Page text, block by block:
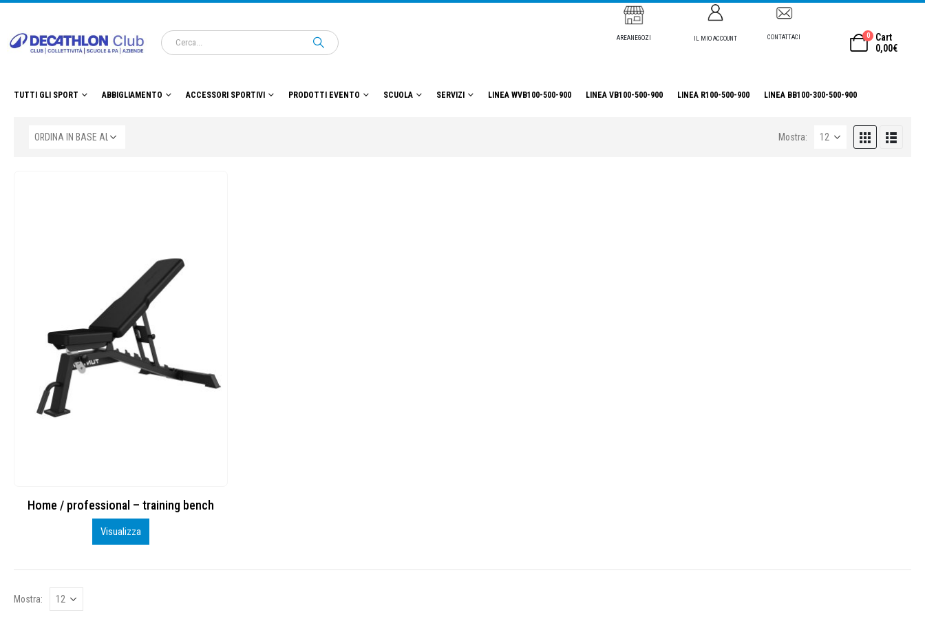
AREANEGOZI IL MIO ACCOUNT CONTATTACI 0
Cart
0,00€
TUTTI GLI SPORT ABBIGLIAMENTO ACCESSORI SPORTIVI PRODOTTI EVENTO SCUOLA SERVIZI LINEA WVB100-500-900 LINEA VB100-500-900 LINEA R100-500-900 LINEA BB100-300-500-900
Mostra:
Home / professional – training bench
Visualizza
Mostra: